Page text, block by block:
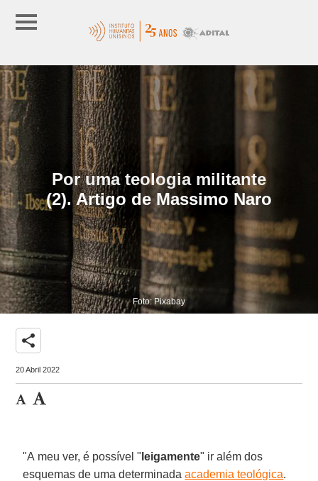
Por uma teologia militante
(2). Artigo de Massimo Naro
Foto: Pixabay
share
20 Abril 2022
"A meu ver, é possível " leigamente" ir além dos
esquemas de uma determinadaacademia teológica.